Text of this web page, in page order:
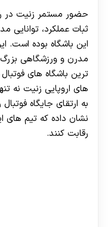
حضور مستمر زنیت در
ثبات عملکرد، توانایی
این باشگاه بوده است.
مدرن و ورزشگاهی
ترین باشگاه های
های اروپایی زنیت نه
به ارتقای جایگاه
نشان داده که تیم های
رقابت کنند.